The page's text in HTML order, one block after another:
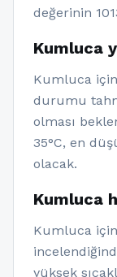
değerinin
Kumluca
Kumluca için
durumu
olması
35°C, en
olacak.
Kumluca
Kumluca
yüksek